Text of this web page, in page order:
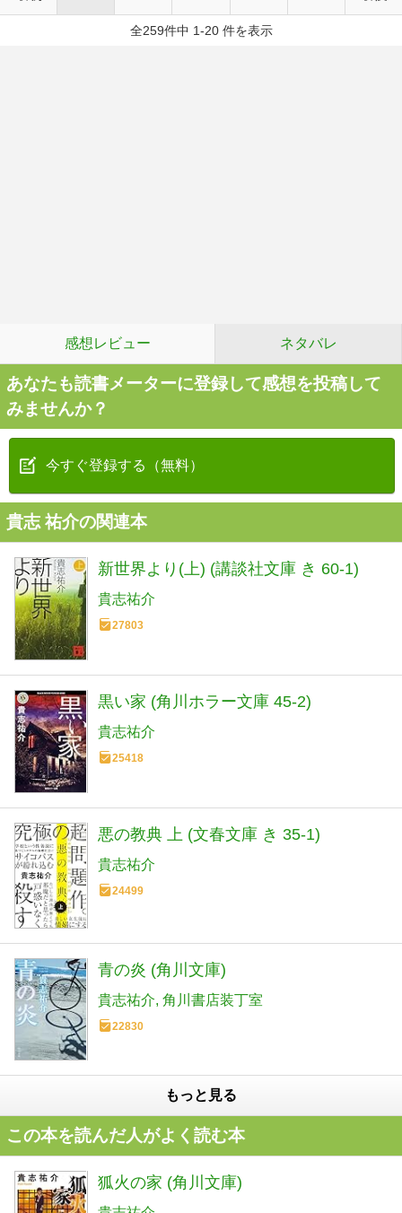
全259件中 1-20 件を表示
感想レビュー ネタバレ
あなたも読書メーターに登録して感想を投稿して
みませんか？
今すぐ登録する（無料）
貴志 祐介の関連本
新世界より(上) (講談社文庫 き 60-1)
貴志祐介
27803
黒い家 (角川ホラー文庫 45-2)
貴志祐介
25418
悪の教典 上 (文春文庫 き 35-1)
貴志祐介
24499
青の炎 (角川文庫)
貴志祐介 角川書店装丁室
22830
もっと見る
この本を読んだ人がよく読む本
狐火の家 (角川文庫)